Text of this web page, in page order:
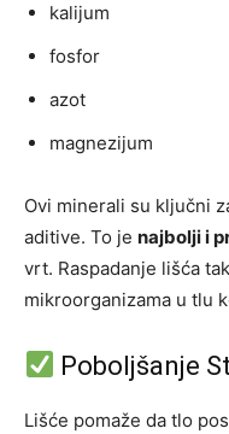
kalijum
fosfor
azot
magnezijum
Ovi minerali su ključni
aditive. To je najbolji i
vrt. Raspadanje lišća
mikroorganizama u tlu
Poboljšanje
Lišće pomaže da tlo